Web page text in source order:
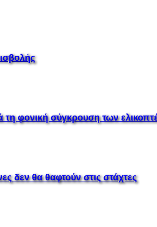
τη φονική σύγκρουση των
δεν θα θαφτούν στις στάχτες